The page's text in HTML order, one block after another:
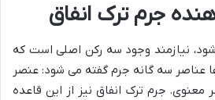
جرم ترک انفاق
نیازمند وجود سه رکن اصلی است که
عناصر سه گانه جرم گفته می شود: عنصر
معنوی. جرم ترک انفاق نیز از این قاعده